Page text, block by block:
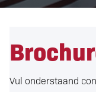
Vul onderstaand